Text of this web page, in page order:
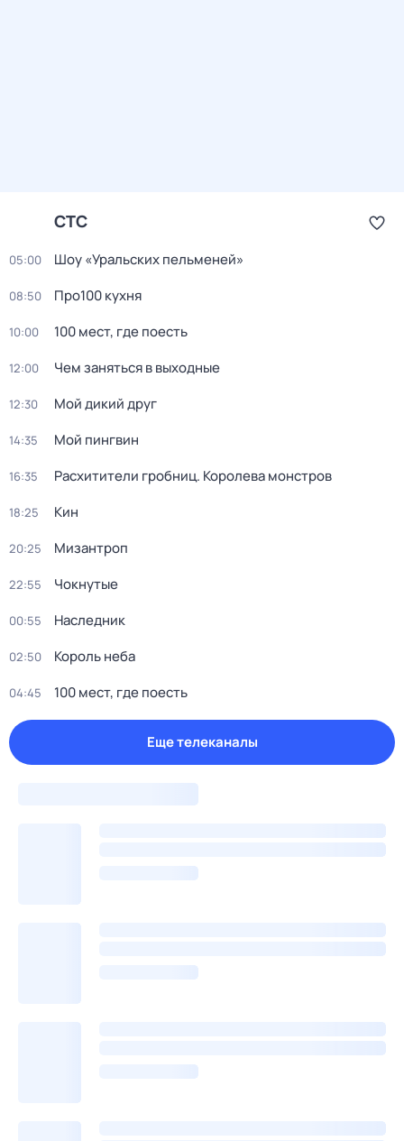
СТС
05:00 Шоу «Уральских пельменей»
08:50 Про100 кухня
10:00 100 мест, где поесть
12:00 Чем заняться в выходные
12:30 Мой дикий друг
14:35 Мой пингвин
16:35 Расхитители гробниц. Королева монстров
18:25 Кин
20:25 Мизантроп
22:55 Чокнутые
00:55 Наследник
02:50 Король неба
04:45 100 мест, где поесть
Еще телеканалы